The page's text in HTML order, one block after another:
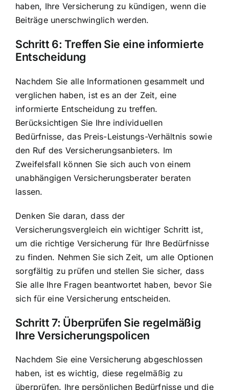
haben, Ihre Versicherung zu kündigen, wenn die
Beiträge unerschwinglich werden.
Schritt 6: Treffen Sie eine informierte
Entscheidung
Nachdem Sie alle Informationen gesammelt und
verglichen haben, ist es an der Zeit, eine
informierte Entscheidung zu treffen.
Berücksichtigen Sie Ihre individuellen
Bedürfnisse, das Preis-Leistungs-Verhältnis sowie
den Ruf des Versicherungsanbieters. Im
Zweifelsfall können Sie sich auch von einem
unabhängigen Versicherungsberater beraten
lassen.
Denken Sie daran, dass der
Versicherungsvergleich ein wichtiger Schritt ist,
um die richtige Versicherung für Ihre Bedürfnisse
zu finden. Nehmen Sie sich Zeit, um alle Optionen
sorgfältig zu prüfen und stellen Sie sicher, dass
Sie alle Ihre Fragen beantwortet haben, bevor Sie
sich für eine Versicherung entscheiden.
Schritt 7: Überprüfen Sie regelmäßig
Ihre Versicherungspolicen
Nachdem Sie eine Versicherung abgeschlossen
haben, ist es wichtig, diese regelmäßig zu
überprüfen. Ihre persönlichen Bedürfnisse und die